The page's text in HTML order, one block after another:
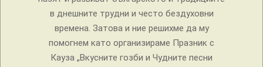
в днешните трудни и често бездуховни
времена. Затова и ние решихме да му
помогнем като организираме Празник с
Кауза „Вкусните гозби и Чудните песни